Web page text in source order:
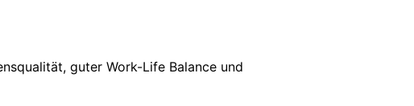
guter Work-Life Balance und